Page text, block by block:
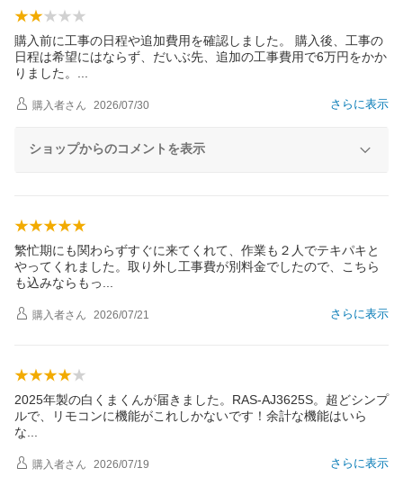
購入前に工事の日程や追加費用を確認しました。 購入後、工事の
日程は希望にはならず、だいぶ先、追加の工事費用で6万円をかか
りました 。
さらに表示
購入者さん 2026/07/30
ショップからのコメントを表示
繁忙期にも関わらずすぐに来てくれて、作業も２人でテキパキと
やってくれました。取り外し工事費が別料金でしたので、こちら
も込みならも っ
さらに表示
購入者さん 2026/07/21
2025年製の白くまくんが届きました。RAS-AJ3625S。超どシンプ
ルで、リモコンに機能がこれしかないです！余計な機能はいら
な
さらに表示
購入者さん 2026/07/19